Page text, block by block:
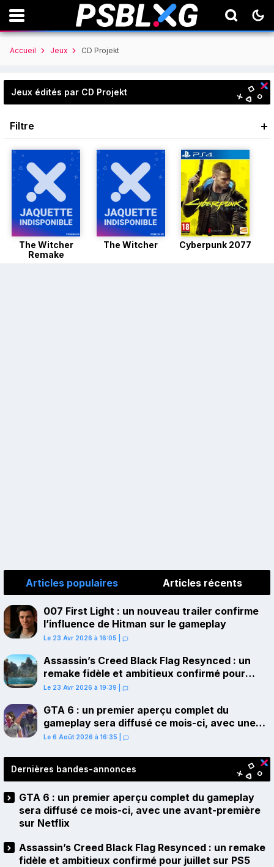
Accueil Jeux CD Projekt
Jeux édités par CD Projekt
Filtre
The Witcher
Remake
The Witcher Cyberpunk 2077
Articles populaires Articles récents
007 First Light : un nouveau trailer confirme
l’influence de Hitman sur le gameplay
Le 23 Avr 2026 à 16:05
Assassin’s Creed Black Flag Resynced : un
remake fidèle et ambitieux confirmé pour
juillet sur PS5
Le 23 Avr 2026 à 19:39
GTA 6 : un premier aperçu complet du
gameplay sera diffusé ce mois-ci, avec une
avant-première sur Netflix
Le 6 Août 2026 à 16:35
Dernières bandes-annonces
GTA 6 : un premier aperçu complet du gameplay
sera diffusé ce mois-ci, avec une avant-première
sur Netflix
Assassin’s Creed Black Flag Resynced : un remake
fidèle et ambitieux confirmé pour juillet sur PS5